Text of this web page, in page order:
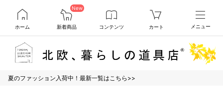
ホーム
New
新着商品 コンテンツ カート メニュー
夏のファッション入荷中！最新一覧はこちら>>